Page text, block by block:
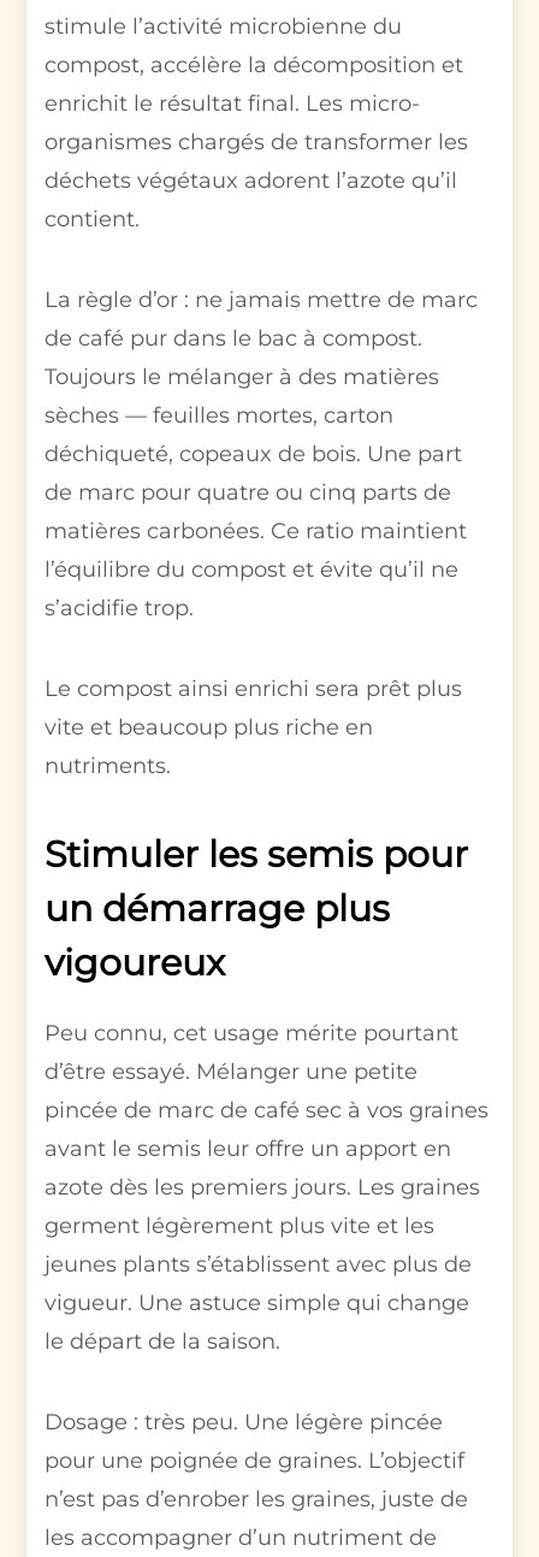
stimule l’activité microbienne du
compost, accélère la décomposition et
enrichit le résultat final. Les micro-
organismes chargés de transformer les
déchets végétaux adorent l’azote qu’il
contient.
La règle d’or : ne jamais mettre de marc
de café pur dans le bac à compost.
Toujours le mélanger à des matières
sèches — feuilles mortes, carton
déchiqueté, copeaux de bois. Une part
de marc pour quatre ou cinq parts de
matières carbonées. Ce ratio maintient
l’équilibre du compost et évite qu’il ne
s’acidifie trop.
Le compost ainsi enrichi sera prêt plus
vite et beaucoup plus riche en
nutriments.
Stimuler les semis pour
un démarrage plus
vigoureux
Peu connu, cet usage mérite pourtant
d’être essayé. Mélanger une petite
pincée de marc de café sec à vos graines
avant le semis leur offre un apport en
azote dès les premiers jours. Les graines
germent légèrement plus vite et les
jeunes plants s’établissent avec plus de
vigueur. Une astuce simple qui change
le départ de la saison.
Dosage : très peu. Une légère pincée
pour une poignée de graines. L’objectif
n’est pas d’enrober les graines, juste de
les accompagner d’un nutriment de